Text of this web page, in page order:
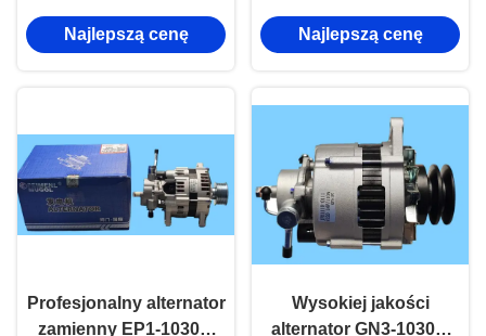
części samochodowych
Jmc
Najlepszą cenę
zestaw alternatora JMC
Części systemu
Najlepszą cenę
Profesjonalny alternator
zamienny EP1-10300-
Wysokiej jakości
alternator GN3-10300-